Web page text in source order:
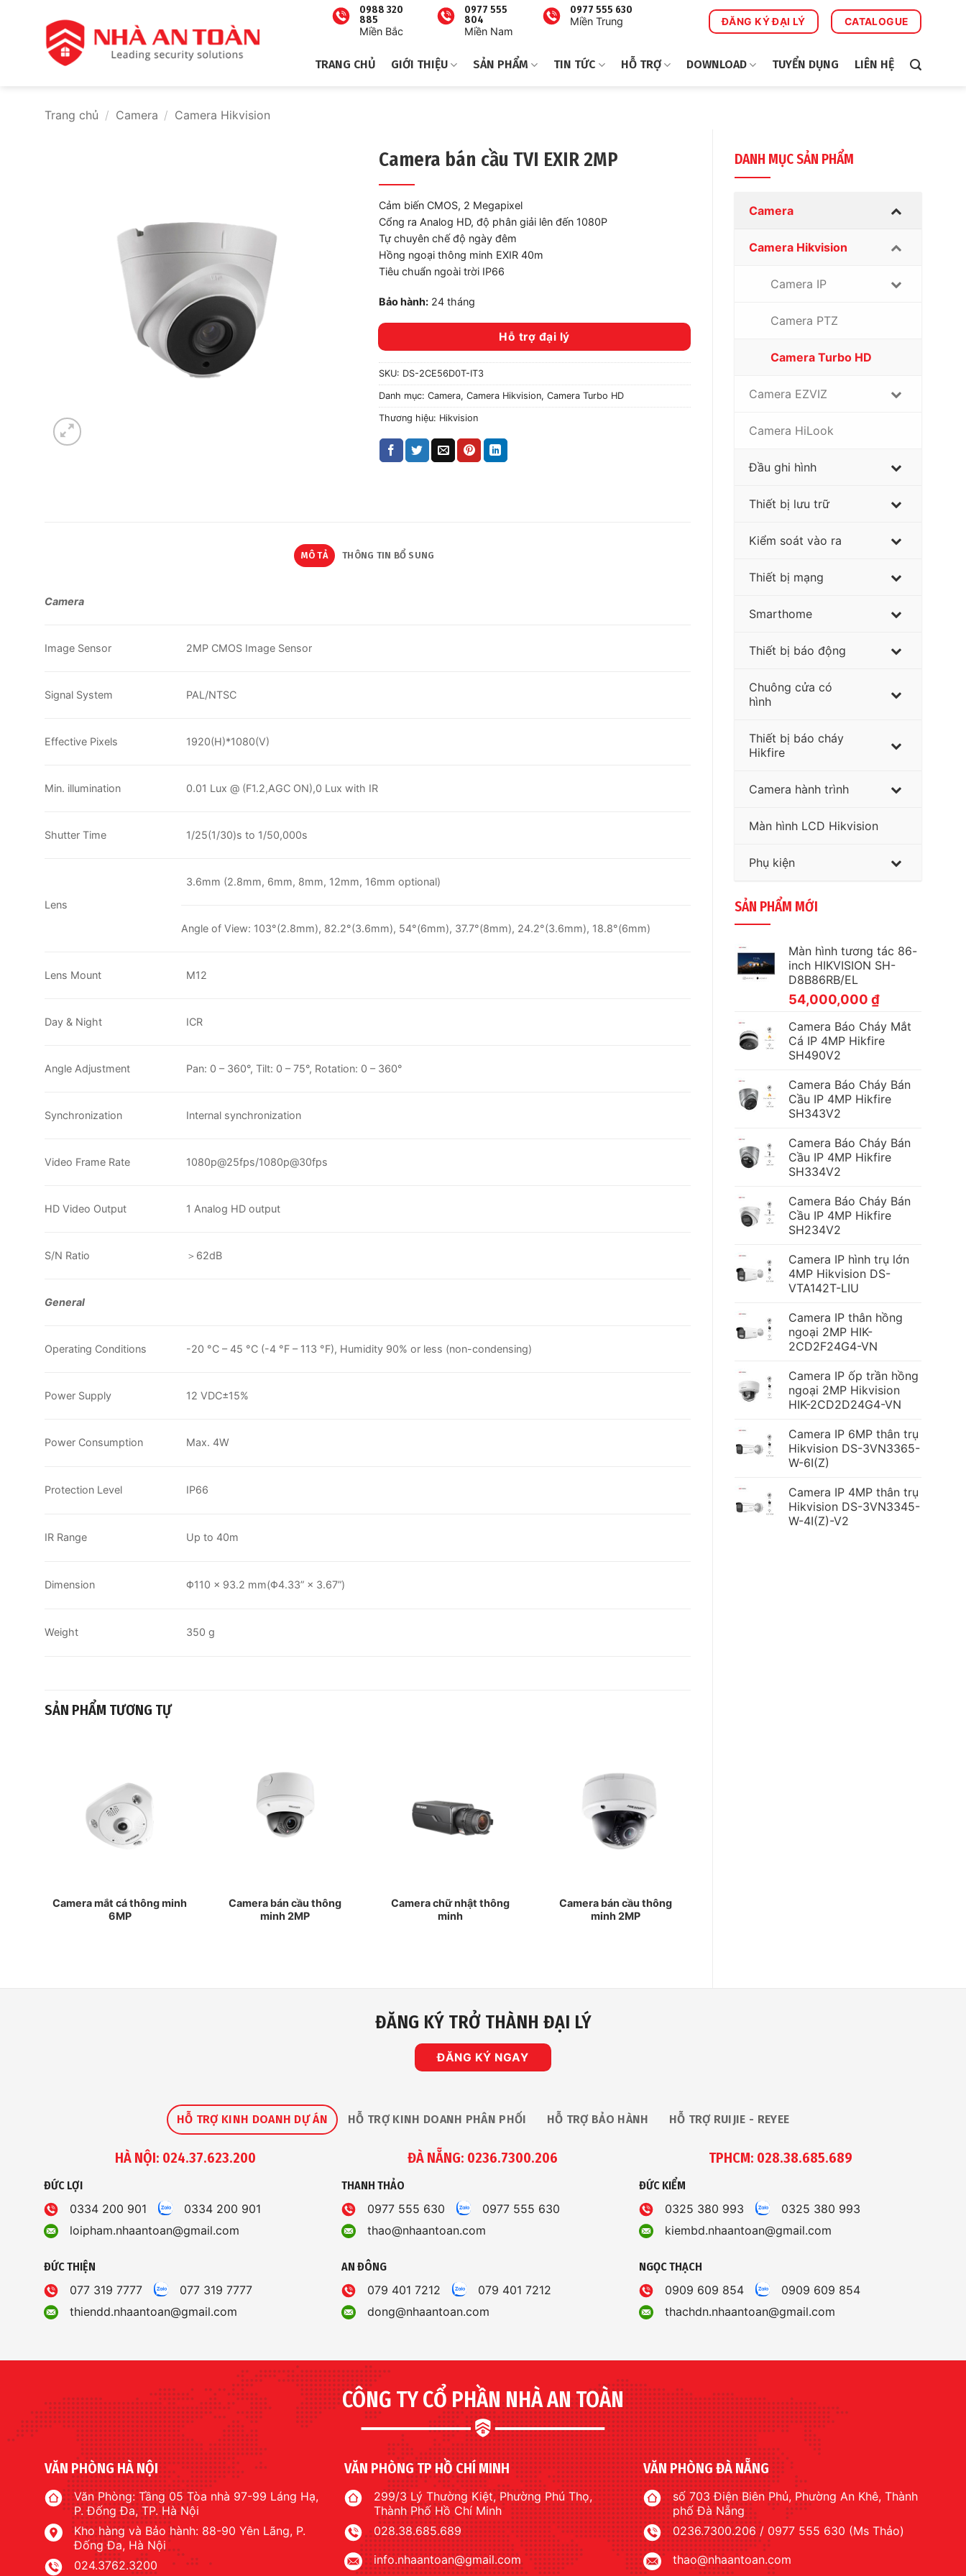
0988 320
885
Miền Bắc
0977 555
804
Miền Nam
0977 555 630
Miền Trung
ĐĂNG KÝ ĐẠI LÝ CATALOGUE
TRANG CHỦ GIỚI THIỆU SẢN PHẨM TIN TỨC HỖ TRỢ DOWNLOAD TUYỂN DỤNG LIÊN HỆ
Trang chủ / Camera / Camera Hikvision
DANH MỤC SẢN PHẨM
Camera
Camera Hikvision
Camera IP
Camera PTZ
Camera Turbo HD
Camera EZVIZ
Camera HiLook
Đầu ghi hình
Thiết bị lưu trữ
Kiểm soát vào ra
Thiết bị mạng
Smarthome
Thiết bị báo động
Chuông cửa có
hình
Thiết bị báo cháy
Hikfire
Camera hành trình
Màn hình LCD Hikvision
Phụ kiện
SẢN PHẨM MỚI
Màn hình tương tác 86-
inch HIKVISION SH-
D8B86RB/EL
54,000,000 ₫
Camera Báo Cháy Mắt
Cá IP 4MP Hikfire
SH490V2
Camera Báo Cháy Bán
Cầu IP 4MP Hikfire
SH343V2
Camera Báo Cháy Bán
Cầu IP 4MP Hikfire
SH334V2
Camera Báo Cháy Bán
Cầu IP 4MP Hikfire
SH234V2
Camera IP hình trụ lớn
4MP Hikvision DS-
VTA142T-LIU
Camera IP thân hồng
ngoại 2MP HIK-
2CD2F24G4-VN
Camera IP ốp trần hồng
ngoại 2MP Hikvision
HIK-2CD2D24G4-VN
Camera IP 6MP thân trụ
Hikvision DS-3VN3365-
W-6I(Z)
Camera IP 4MP thân trụ
Hikvision DS-3VN3345-
W-4I(Z)-V2
Camera bán cầu TVI EXIR 2MP
Cảm biến CMOS, 2 Megapixel
Cổng ra Analog HD, độ phân giải lên đến 1080P
Tự chuyên chế độ ngày đêm
Hồng ngoại thông minh EXIR 40m
Tiêu chuẩn ngoài trời IP66
Bảo hành:24 tháng
Hỗ trợ đại lý
SKU: DS-2CE56D0T-IT3
Danh mục: Camera, Camera Hikvision, Camera Turbo HD
Thương hiệu: Hikvision
MÔ TẢ THÔNG TIN BỔ SUNG
Camera
Image Sensor 2MP CMOS Image Sensor
Signal System PAL/NTSC
Effective Pixels 1920(H)*1080(V)
Min. illumination 0.01 Lux @ (F1.2,AGC ON),0 Lux with IR
Shutter Time 1/25(1/30)s to 1/50,000s
Lens
3.6mm (2.8mm, 6mm, 8mm, 12mm, 16mm optional)
Angle of View: 103°(2.8mm), 82.2°(3.6mm), 54°(6mm), 37.7°(8mm), 24.2°(3.6mm), 18.8°(6mm)
Lens Mount M12
Day & Night ICR
Angle Adjustment Pan: 0 – 360°, Tilt: 0 – 75°, Rotation: 0 – 360°
Synchronization Internal synchronization
Video Frame Rate 1080p@25fps/1080p@30fps
HD Video Output 1 Analog HD output
S/N Ratio ＞62dB
General
Operating Conditions -20 °C – 45 °C (-4 °F – 113 °F), Humidity 90% or less (non-condensing)
Power Supply 12 VDC±15%
Power Consumption Max. 4W
Protection Level IP66
IR Range Up to 40m
Dimension Φ110 × 93.2 mm(Φ4.33” × 3.67”)
Weight 350 g
SẢN PHẨM TƯƠNG TỰ
Camera mắt cá thông minh
6MP
Camera bán cầu thông
minh 2MP
Camera chữ nhật thông
minh
Camera bán cầu thông
minh 2MP
ĐĂNG KÝ TRỞ THÀNH ĐẠI LÝ
ĐĂNG KÝ NGAY
HỖ TRỢ KINH DOANH DỰ ÁN HỖ TRỢ KINH DOANH PHÂN PHỐI HỖ TRỢ BẢO HÀNH HỖ TRỢ RUIJIE - REYEE
HÀ NỘI: 024.37.623.200
ĐỨC LỢI
0334 200 901
0334 200 901
loipham.nhaantoan@gmail.com
ĐỨC THIỆN
077 319 7777
077 319 7777
thiendd.nhaantoan@gmail.com
ĐÀ NẴNG: 0236.7300.206
THANH THẢO
0977 555 630
0977 555 630
thao@nhaantoan.com
AN ĐÔNG
079 401 7212
079 401 7212
dong@nhaantoan.com
TPHCM: 028.38.685.689
ĐỨC KIỂM
0325 380 993
0325 380 993
kiembd.nhaantoan@gmail.com
NGỌC THẠCH
0909 609 854
0909 609 854
thachdn.nhaantoan@gmail.com
CÔNG TY CỔ PHẦN NHÀ AN TOÀN
VĂN PHÒNG HÀ NỘI
Văn Phòng: Tầng 05 Tòa nhà 97-99 Láng Hạ,
P. Đống Đa, TP. Hà Nội
Kho hàng và Bảo hành: 88-90 Yên Lãng, P.
Đống Đa, Hà Nội
024.3762.3200
VĂN PHÒNG TP HỒ CHÍ MINH
299/3 Lý Thường Kiệt, Phường Phú Thọ,
Thành Phố Hồ Chí Minh
028.38.685.689
info.nhaantoan@gmail.com
VĂN PHÒNG ĐÀ NẴNG
số 703 Điện Biên Phủ, Phường An Khê, Thành
phố Đà Nẵng
0236.7300.206 / 0977 555 630 (Ms Thảo)
thao@nhaantoan.com